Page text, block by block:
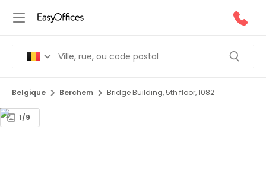
Belgique Berchem Bridge Building, 5th floor, 1082
1/9